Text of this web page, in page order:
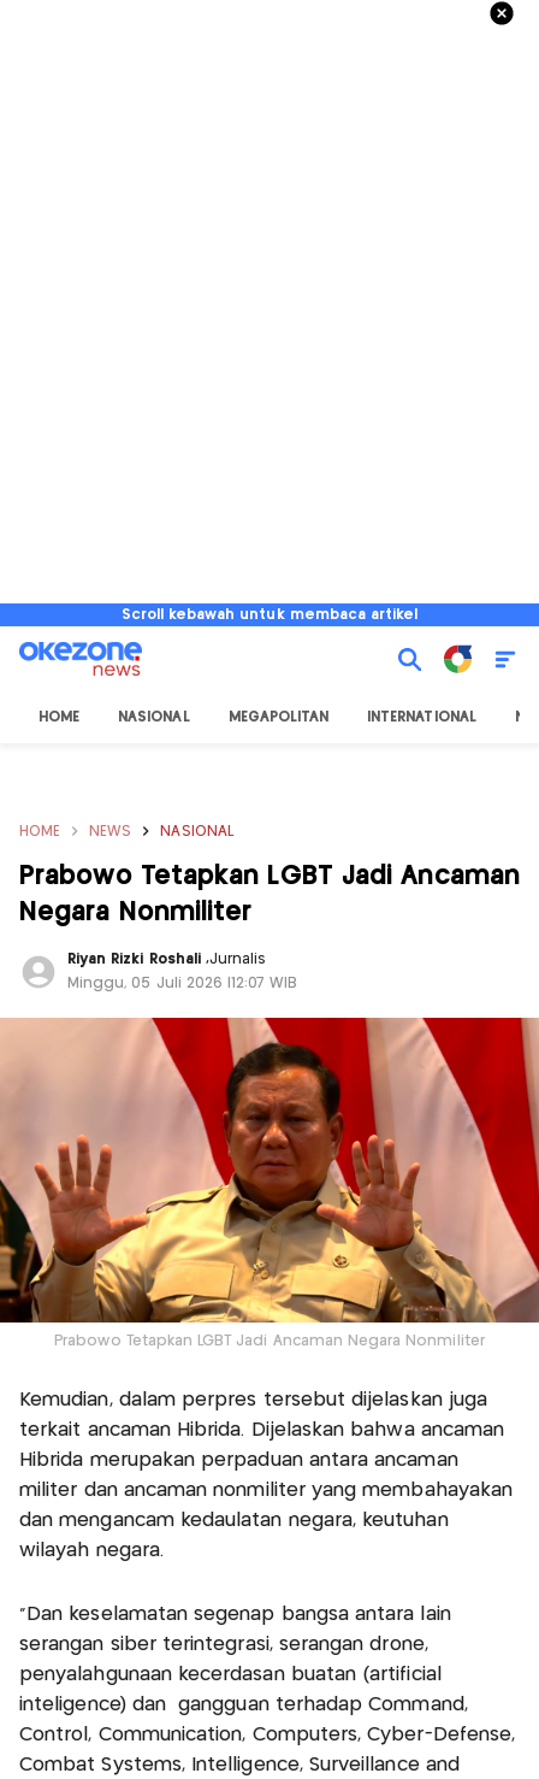
Scroll kebawah untuk membaca artikel
HOME NASIONAL MEGAPOLITAN INTERNATIONAL
HOME NEWS NASIONAL
Prabowo Tetapkan LGBT Jadi Ancaman
Negara Nonmiliter
Riyan Rizki Roshali ,Jurnalis
Minggu, 05 Juli 2026 |12:07 WIB
Prabowo Tetapkan LGBT Jadi Ancaman Negara Nonmiliter
Kemudian, dalam perpres tersebut dijelaskan juga
terkait ancaman Hibrida. Dijelaskan bahwa ancaman
Hibrida merupakan perpaduan antara ancaman
militer dan ancaman nonmiliter yang membahayakan
dan mengancam kedaulatan negara, keutuhan
wilayah negara.
“Dan keselamatan segenap bangsa antara lain
serangan siber terintegrasi, serangan drone,
penyalahgunaan kecerdasan buatan (artificial
inteligence) dan gangguan terhadap Command,
Control, Communication, Computers, Cyber-Defense,
Combat Systems, Intelligence, Surveillance and